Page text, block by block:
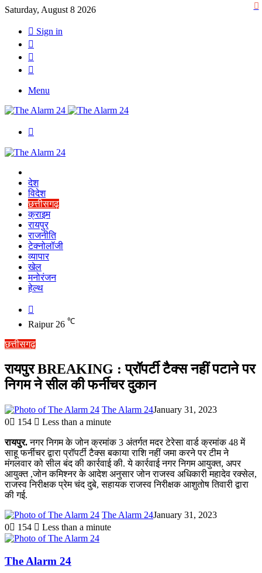
Saturday, August 8 2026
Sign in
Menu
देश
विदेश
छत्तीसगढ़
क्राइम
रायपुर
राजनीति
टेक्नोलॉजी
व्यापार
खेल
मनोरंजन
हेल्थ
Raipur 26 ℃
छत्तीसगढ़
रायपुर BREAKING : प्रॉपर्टी टैक्स नहीं पटाने पर
निगम ने सील की फर्नीचर दुकान
The Alarm 24January 31, 2023
0
154 Less than a minute
रायपुर.नगर निगम के जोन क्रमांक 3 अंतर्गत मदर टेरेसा वार्ड क्रमांक 48 में
साहू फर्नीचर द्वारा प्रॉपर्टी टैक्स बकाया राशि नहीं जमा करने पर टीम ने
मंगलवार को सील बंद की कार्रवाई की. ये कार्रवाई नगर निगम आयुक्त, अपर
आयुक्त ,जोन कमिश्नर के आदेश अनुसार जोन राजस्व अधिकारी महादेव रक्सेल,
राजस्व निरीक्षक प्रेम चंद दुबे, सहायक राजस्व निरीक्षक आशुतोष तिवारी द्वारा
की गई.
The Alarm 24January 31, 2023
0
154 Less than a minute
The Alarm 24